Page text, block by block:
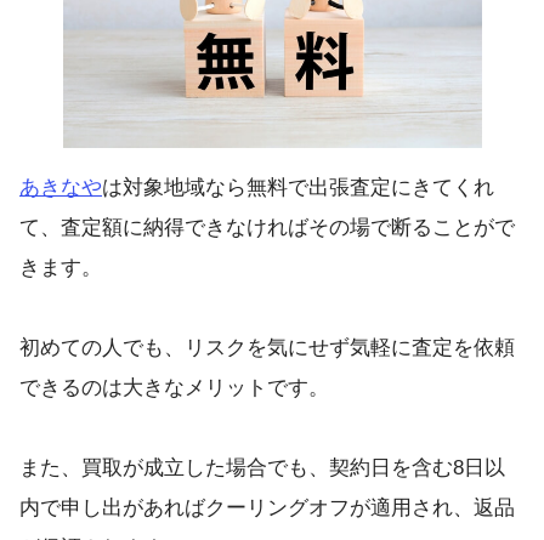
あきなやは対象地域なら無料で出張査定にきてくれ
て、査定額に納得できなければその場で断ることがで
きます。
初めての人でも、リスクを気にせず気軽に査定を依頼
できるのは大きなメリットです。
また、買取が成立した場合でも、契約日を含む8日以
内で申し出があればクーリングオフが適用され、返品